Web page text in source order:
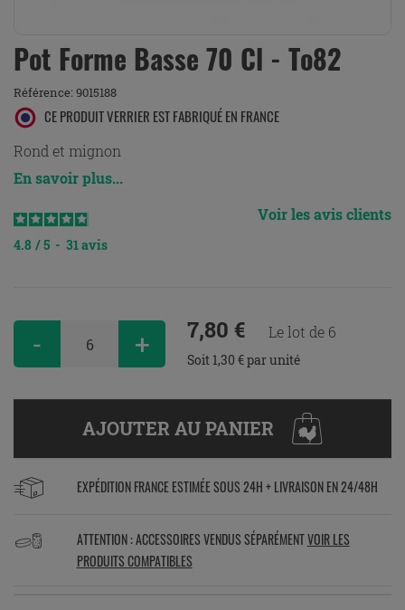
Pot Forme Basse 70 Cl - To82
Référence: 9015188
CE PRODUIT VERRIER EST FABRIQUÉ EN FRANCE
Rond et mignon
En savoir plus...
4.8 / 5 - 31avis
Voir les avis clients
- + 7,80 € Le lot de 6
Soit 1,30 € par unité
AJOUTER AU PANIER
EXPÉDITION FRANCE ESTIMÉE SOUS 24H + LIVRAISON EN 24/48H
ATTENTION : ACCESSOIRES VENDUS SÉPARÉMENTVOIR LES
PRODUITS COMPATIBLES